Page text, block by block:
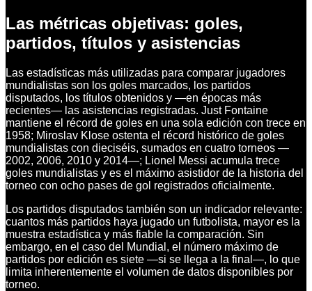
Las métricas objetivas: goles,
partidos, títulos y asistencias
Las estadísticas más utilizadas para comparar jugadores
mundialistas son los goles marcados, los partidos
disputados, los títulos obtenidos y —en épocas más
recientes— las asistencias registradas. Just Fontaine
mantiene el récord de goles en una sola edición con trece en
1958; Miroslav Klose ostenta el récord histórico de goles
mundialistas con dieciséis, sumados en cuatro torneos —
2002, 2006, 2010 y 2014—; Lionel Messi acumula trece
goles mundialistas y es el máximo asistidor de la historia del
torneo con ocho pases de gol registrados oficialmente.
Los partidos disputados también son un indicador relevante:
cuantos más partidos haya jugado un futbolista, mayor es la
muestra estadística y más fiable la comparación. Sin
embargo, en el caso del Mundial, el número máximo de
partidos por edición es siete —si se llega a la final—, lo que
limita inherentemente el volumen de datos disponibles por
torneo.